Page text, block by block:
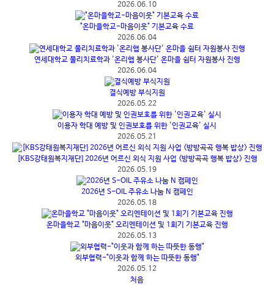
2026.06.10
"온마을학교-마음이웃" 기본교육 수료
2026.06.04
연세대학교 물리치료학과 '온리햅 봉사단' 온마을 쉼터 자원봉사 진행
2026.06.04
결식예방 부식지원
2026.05.22
이용자 학대 예방 및 인권보호를 위한 '인권교육' 실시
2026.05.21
[KBS강태원복지재단] 2026년 어르신 외식 지원 사업 <방방곡곡 행복 밥상> 진행
2026.05.19
2026년 S-OIL 주유소 나눔 N 캠페인
2026.05.18
온마을학교 "마음이웃" 오리엔테이션 및 1회기 기본교육 진행
2026.05.13
외부협력-"이웃과 함께 하는 따뜻한 동행"
2026.05.12
처음